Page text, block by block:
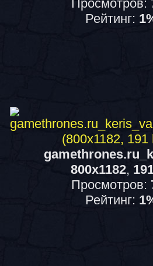
Просмотров:
Рейтинг:
800x1182,
Просмотров:
Рейтинг: